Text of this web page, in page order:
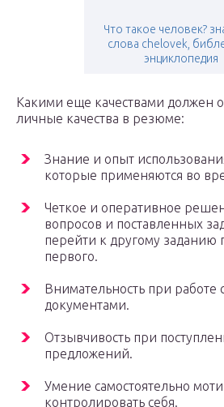
Что такое человек?
слова chelovek,
энциклопедия
Какими еще качествами должен
личные качества в резюме:
Знание и опыт
которые применяются во
Четкое и оперативное
вопросов и поставленных
перейти к другому заданию
первого.
Внимательность при работе
документами.
Отзывчивость при
предложений.
Умение самостоятельно
контролировать себя.